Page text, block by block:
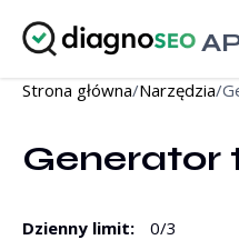
Narzędzia
Cennik
Strona główna/Narzędzia/
Generator
Dzienny limit: 0/3